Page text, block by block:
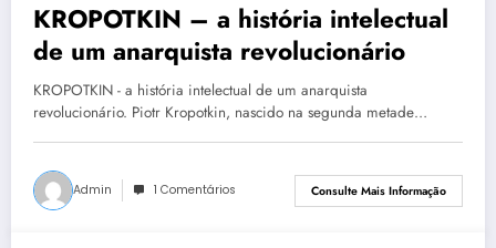
KROPOTKIN – a história intelectual
de um anarquista revolucionário
KROPOTKIN - a história intelectual de um anarquista
revolucionário. Piotr Kropotkin, nascido na segunda metade…
Admin 1 Comentários Consulte Mais Informação